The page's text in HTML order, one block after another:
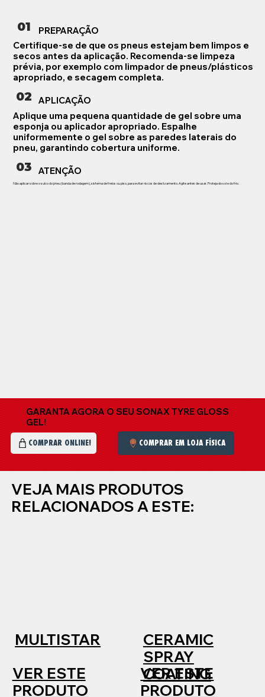
01
PREPARAÇÃO
Certifique-se de que os pneus estejam bem limpos e
secos antes da aplicação. Recomenda-se limpeza
prévia, por exemplo com limpador de pneus/plásticos
apropriado, e secagem completa.
02
APLICAÇÃO
Aplique uma pequena quantidade de gel sobre uma
esponja ou aplicador apropriado. Espalhe
uniformemente o gel sobre as paredes laterais do
pneu, garantindo cobertura uniforme.
03 ATENÇÃO
Não aplicar sobre o sulco do pneu (banda de rodagem), sistema de freios ou piso, para evitar riscos de deslizamento. Agite antes de usar. Proteja do sol e do frio.
VEJA MAIS PRODUTOS
RELACIONADOS A ESTE:
MULTISTAR
VER ESTE
PRODUTO
CERAMIC
SPRAY
COATING
VER ESTE
PRODUTO
GARANTA AGORA O SEU SONAX TYRE GLOSS
GEL!
COMPRAR ONLINE! COMPRAR EM LOJA FÍSICA